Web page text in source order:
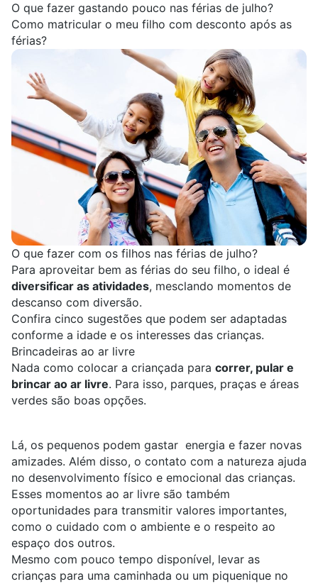
O que fazer gastando pouco nas férias de julho?
Como matricular o meu filho com desconto após as
férias?
O que fazer com os filhos nas férias de julho?
Para aproveitar bem as férias do seu filho, o ideal é
diversificar as atividades, mesclando momentos de
descanso com diversão.
Confira cinco sugestões que podem ser adaptadas
conforme a idade e os interesses das crianças.
Brincadeiras ao ar livre
Nada como colocar a criançada para correr, pular e
brincar ao ar livre. Para isso, parques, praças e áreas
verdes são boas opções.
Lá, os pequenos podem gastar energia e fazer novas
amizades. Além disso, o contato com a natureza ajuda
no desenvolvimento físico e emocional das crianças.
Esses momentos ao ar livre são também
oportunidades para transmitir valores importantes,
como o cuidado com o ambiente e o respeito ao
espaço dos outros.
Mesmo com pouco tempo disponível, levar as
crianças para uma caminhada ou um piquenique no